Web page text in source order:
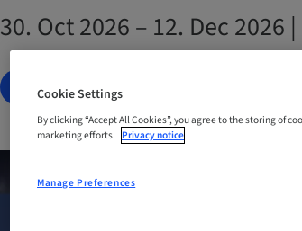
30. Oct 2026 – 12. Dec 2026
BOOK NOW
Cookie Settings
By clicking “Accept All Cookies”, you agree to the storing of
marketing efforts. Privacy notice
Manage Preferences